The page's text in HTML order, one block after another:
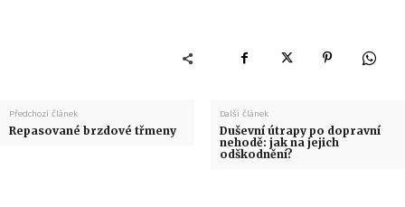
Předchozí článek
Repasované brzdové třmeny
Další článek
Duševní útrapy po dopravní
nehodě: jak na jejich
odškodnění?